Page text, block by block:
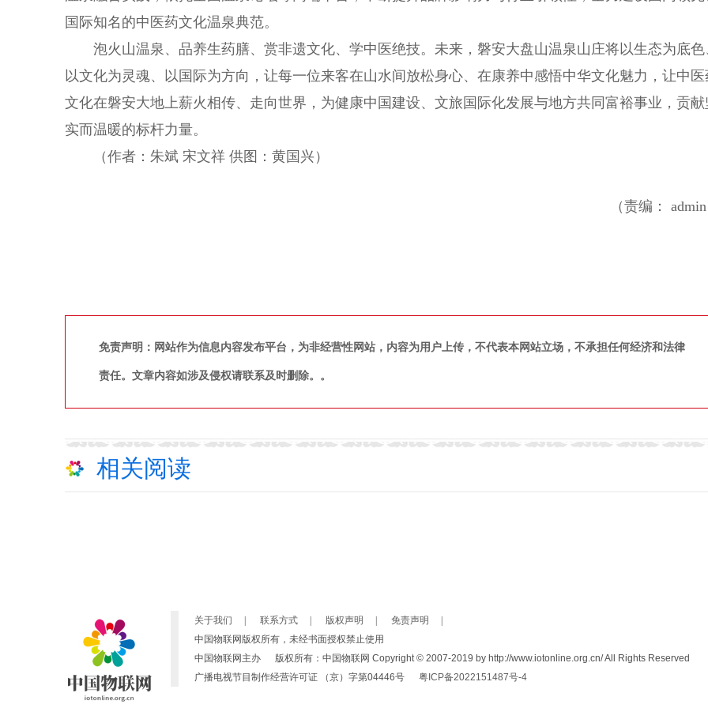
国际知名的中医药文化温泉典范。
泡火山温泉、品养生药膳、赏非遗文化、学中医绝技。未来，磐安大盘山温泉山庄将以生态为底色
以文化为灵魂、以国际为方向，让每一位来客在山水间放松身心、在康养中感悟中华文化魅力，让中医
文化在磐安大地上薪火相传、走向世界，为健康中国建设、文旅国际化发展与地方共同富裕事业，贡献
实而温暖的标杆力量。
（作者：朱斌 宋文祥 供图：黄国兴）
（责编： admin
免责声明：网站作为信息内容发布平台，为非经营性网站，内容为用户上传，不代表本网站立场，不承担任何经济和法律
责任。文章内容如涉及侵权请联系及时删除。。
相关阅读
关于我们 联系方式 版权声明 免责声明
中国物联网版权所有，未经书面授权禁止使用
中国物联网主办 版权所有：中国物联网 Copyright © 2007-2019 by http://www.iotonline.org.cn/ All Rights Reserved
广播电视节目制作经营许可证 （京）字第04446号 粤ICP备2022151487号-4